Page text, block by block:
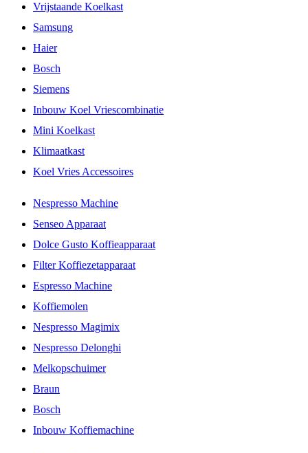
Vrijstaande Koelkast
Samsung
Haier
Bosch
Siemens
Inbouw Koel Vriescombinatie
Mini Koelkast
Klimaatkast
Koel Vries Accessoires
Nespresso Machine
Senseo Apparaat
Dolce Gusto Koffieapparaat
Filter Koffiezetapparaat
Espresso Machine
Koffiemolen
Nespresso Magimix
Nespresso Delonghi
Melkopschuimer
Braun
Bosch
Inbouw Koffiemachine